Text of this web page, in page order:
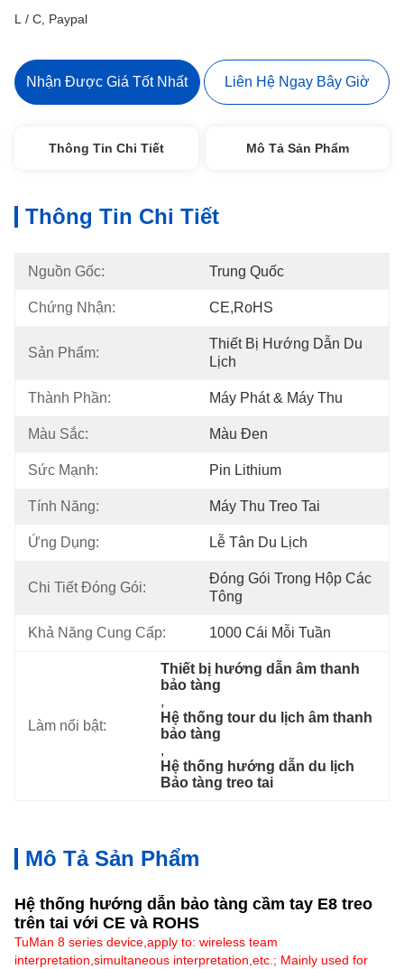
L / C, Paypal
Nhận Được Giá Tốt Nhất Liên Hệ Ngay Bây Giờ
Thông Tin Chi Tiết Mô Tả Sản Phẩm
Thông Tin Chi Tiết
Nguồn Gốc: Trung Quốc
Chứng Nhận: CE,RoHS
Sản Phẩm:
Thiết Bị Hướng Dẫn Du
Lịch
Thành Phần: Máy Phát & Máy Thu
Màu Sắc: Màu Đen
Sức Mạnh: Pin Lithium
Tính Năng: Máy Thu Treo Tai
Ứng Dụng: Lễ Tân Du Lịch
Chi Tiết Đóng Gói:
Đóng Gói Trong Hộp Các
Tông
Khả Năng Cung Cấp: 1000 Cái Mỗi Tuần
Làm nổi bật:
Thiết bị hướng dẫn âm thanh
bảo tàng
,
Hệ thống tour du lịch âm thanh
bảo tàng
,
Hệ thống hướng dẫn du lịch
Bảo tàng treo tai
Mô Tả Sản Phẩm
Hệ thống hướng dẫn bảo tàng cầm tay E8 treo
trên tai với CE và ROHS
TuMan 8 series device,apply to: wireless team
interpretation,simultaneous interpretation,etc.; Mainly used for